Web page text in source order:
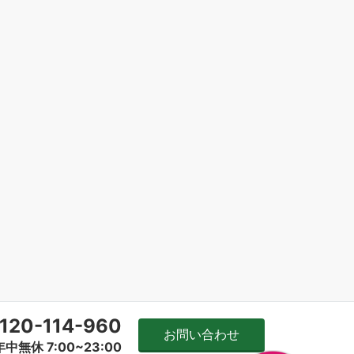
114-960
中無休 7:00~23:00
お問い合わせ